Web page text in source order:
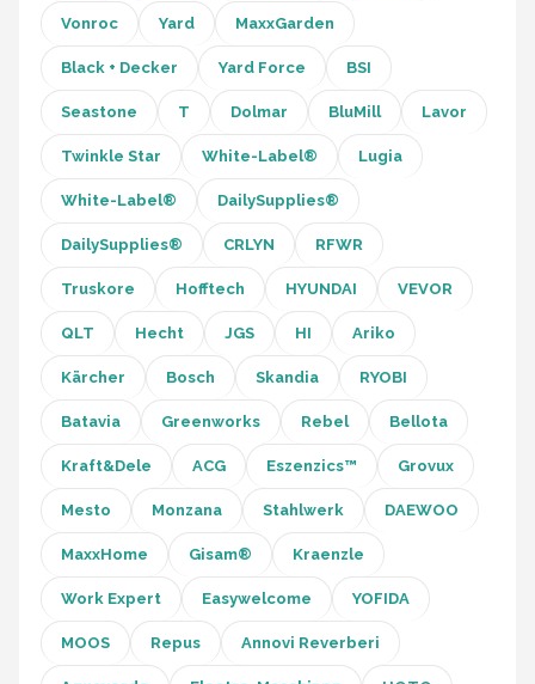
Vonroc Yard MaxxGarden
Black + Decker Yard Force BSI
Seastone T Dolmar BluMill Lavor
Twinkle Star White-Label® Lugia
White-Label® DailySupplies®
DailySupplies® CRLYN RFWR
Truskore Hofftech HYUNDAI VEVOR
QLT Hecht JGS HI Ariko
Kärcher Bosch Skandia RYOBI
Batavia Greenworks Rebel Bellota
Kraft&Dele ACG Eszenzics™ Grovux
Mesto Monzana Stahlwerk DAEWOO
MaxxHome Gisam® Kraenzle
Work Expert Easywelcome YOFIDA
MOOS Repus Annovi Reverberi